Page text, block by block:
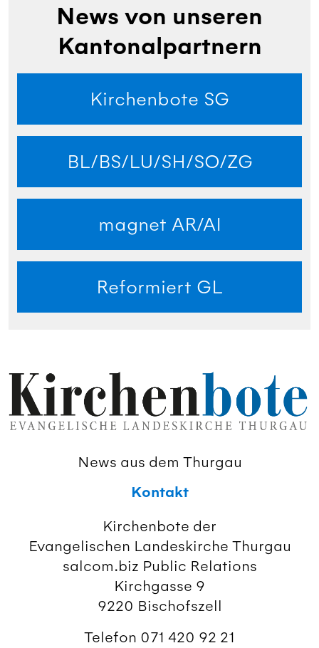
News von unseren
Kantonalpartnern
Kirchenbote SG
BL/BS/LU/SH/SO/ZG
magnet AR/AI
Reformiert GL
News aus dem Thurgau
Kontakt
Kirchenbote der
Evangelischen Landeskirche Thurgau
salcom.biz Public Relations
Kirchgasse 9
9220 Bischofszell
Telefon 071 420 92 21